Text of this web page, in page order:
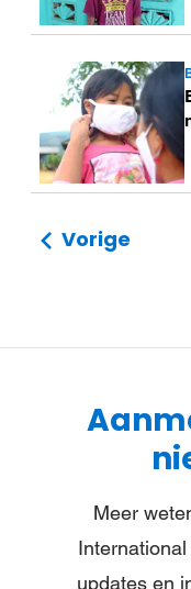
Lees
meer
Vorige
Meer
updates en